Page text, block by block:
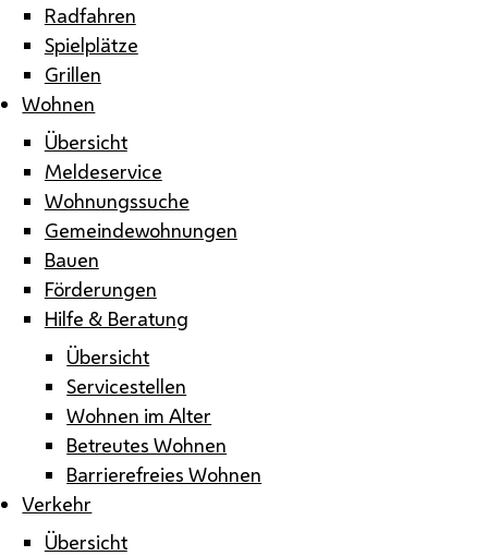
Radfahren
Spielplätze
Grillen
Wohnen
Übersicht
Meldeservice
Wohnungssuche
Gemeindewohnungen
Bauen
Förderungen
Hilfe & Beratung
Übersicht
Servicestellen
Wohnen im Alter
Betreutes Wohnen
Barrierefreies Wohnen
Verkehr
Übersicht